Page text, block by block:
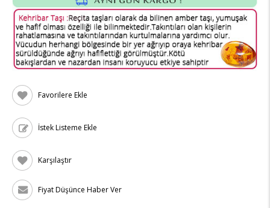
Favorilere Ekle
İstek Listeme Ekle
Karşılaştır
Fiyat Düşünce Haber Ver